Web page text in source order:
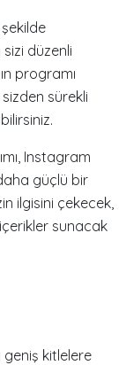
sizi düzenli
programı
sürekli
Instagram
güçlü bir
ilgisini çekecek,
sunacak
geniş kitlelere